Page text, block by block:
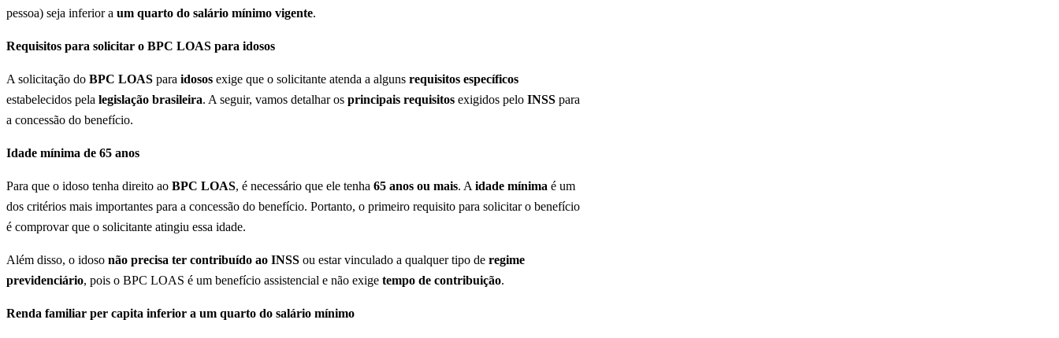
pessoa) seja inferior a um quarto do salário mínimo vigente.
Requisitos para solicitar o BPC LOAS para idosos
A solicitação do BPC LOAS para idosos exige que o solicitante atenda a alguns requisitos específicos
estabelecidos pela legislação brasileira. A seguir, vamos detalhar os principais requisitos exigidos pelo INSS para
a concessão do benefício.
Idade mínima de 65 anos
Para que o idoso tenha direito ao BPC LOAS, é necessário que ele tenha 65 anos ou mais. A idade mínima é um
dos critérios mais importantes para a concessão do benefício. Portanto, o primeiro requisito para solicitar o benefício
é comprovar que o solicitante atingiu essa idade.
Além disso, o idoso não precisa ter contribuído ao INSS ou estar vinculado a qualquer tipo de regime
previdenciário, pois o BPC LOAS é um benefício assistencial e não exige tempo de contribuição.
Renda familiar per capita inferior a um quarto do salário mínimo